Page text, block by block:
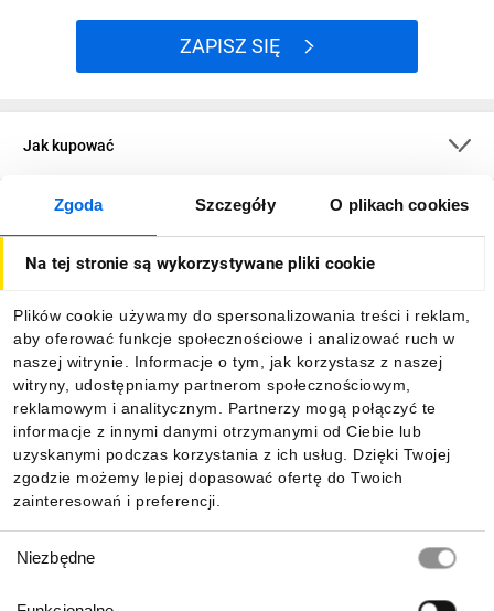
Zgoda Szczegóły O plikach cookies
Na tej stronie są wykorzystywane pliki cookie
Plików cookie używamy do spersonalizowania treści i reklam,
aby oferować funkcje społecznościowe i analizować ruch w
naszej witrynie. Informacje o tym, jak korzystasz z naszej
witryny, udostępniamy partnerom społecznościowym,
reklamowym i analitycznym. Partnerzy mogą połączyć te
informacje z innymi danymi otrzymanymi od Ciebie lub
uzyskanymi podczas korzystania z ich usług. Dzięki Twojej
zgodzie możemy lepiej dopasować ofertę do Twoich
zainteresowań i preferencji.
zgody
Niezbędne
ZAPISZ SIĘ
Jak kupować
O firmie
Informacje
Pobierz naszą aplikację mobilną: